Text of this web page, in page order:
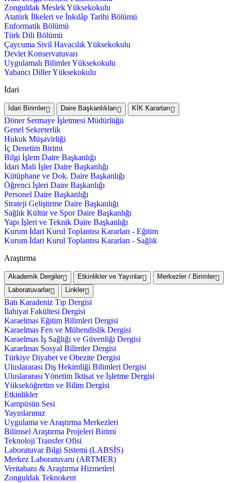
Zonguldak Meslek Yüksekokulu
Atatürk İlkeleri ve İnkılâp Tarihi Bölümü
Enformatik Bölümü
Türk Dili Bölümü
Çaycuma Sivil Havacılık Yüksekokulu
Devlet Konservatuvarı
Uygulamalı Bilimler Yüksekokulu
Yabancı Diller Yüksekokulu
İdari
İdari Birimler Daire Başkanlıkları KİK Kararları
Döner Sermaye İşletmesi Müdürlüğü
Genel Sekreterlik
Hukuk Müşavirliği
İç Denetim Birimi
Bilgi İşlem Daire Başkanlığı
İdari Mali İşler Daire Başkanlığı
Kütüphane ve Dok. Daire Başkanlığı
Öğrenci İşleri Daire Başkanlığı
Personel Daire Başkanlığı
Strateji Geliştirme Daire Başkanlığı
Sağlık Kültür ve Spor Daire Başkanlığı
Yapı İşleri ve Teknik Daire Başkanlığı
Kurum İdari Kurul Toplantısı Kararları - Eğitim
Kurum İdari Kurul Toplantısı Kararları - Sağlık
Araştırma
Akademik Dergiler Etkinlikler ve Yayınlar
Merkezler / Birimler
Laboratuvarlar
Linkler
Batı Karadeniz Tıp Dergisi
İlahiyat Fakültesi Dergisi
Karaelmas Eğitim Bilimleri Dergisi
Karaelmas Fen ve Mühendislik Dergisi
Karaelmas İş Sağlığı ve Güvenliği Dergisi
Karaelmas Sosyal Bilimler Dergisi
Türkiye Diyabet ve Obezite Dergisi
Uluslararası Diş Hekimliği Bilimleri Dergisi
Uluslararası Yönetim İktisat ve İşletme Dergisi
Yükseköğretim ve Bilim Dergisi
Etkinlikler
Kampüsün Sesi
Yayınlarımız
Uygulama ve Araştırma Merkezleri
Bilimsel Araştırma Projeleri Birimi
Teknoloji Transfer Ofisi
Laboratuvar Bilgi Sistemi (LABSİS)
Merkez Laboratuvaru (ARTMER)
Veritabanı & Araştırma Hizmetleri
Zonguldak Teknokent